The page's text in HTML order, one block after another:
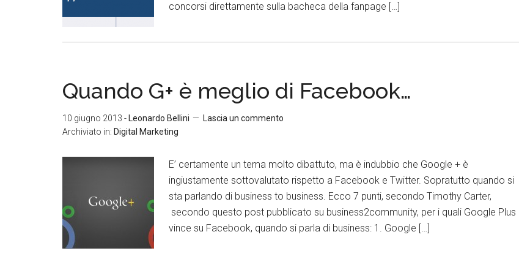
concorsi direttamente sulla bacheca della fanpage […]
Quando G+ è meglio di Facebook…
10 giugno 2013 - Leonardo Bellini
Lascia un commento
Archiviato in: Digital Marketing
E’ certamente un tema molto dibattuto, ma è indubbio che Google + è
ingiustamente sottovalutato rispetto a Facebook e Twitter. Sopratutto quando si
sta parlando di business to business. Ecco 7 punti, secondo Timothy Carter,
secondo questo post pubblicato su business2community, per i quali Google Plus
vince su Facebook, quando si parla di business: 1. Google […]